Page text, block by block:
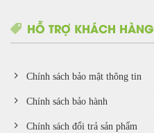
HỖ TRỢ KHÁCH HÀNG
Chính sách bảo mật thông tin
Chính sách bảo hành
Chính sách đổi trả sản phẩm